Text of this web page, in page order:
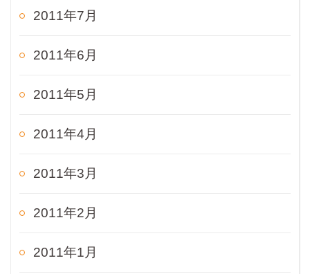
2011年7月
2011年6月
2011年5月
2011年4月
2011年3月
2011年2月
2011年1月